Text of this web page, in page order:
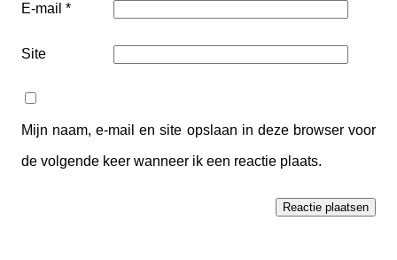
E-mail*
Site
Mijn naam, e-mail en site opslaan in deze browser voor
de volgende keer wanneer ik een reactie plaats.